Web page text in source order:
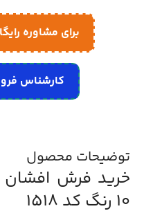
برای مشاوره
کارشناس
توضیحات محصول
10 رنگ کد 1518